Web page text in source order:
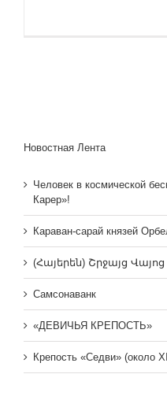
Новостная Лента
Человек в космической
Карер»!
Караван-сарай князей
(Հայերեն) Շրջայց
Самсонаванк
«ДЕВИЧЬЯ КРЕПОСТЬ»
Крепость «Седви» (около